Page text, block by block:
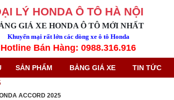
LÝ HONDA Ô TÔ HÀ NỘI
GIÁ XE HONDA Ô TÔ MỚI NHẤT
Khuyến mại rất lớn các dòng xe ô tô Honda
Hotline Bán Hàng: 0988.316.916
SẢN PHẨM BẢNG GIÁ XE TIN TỨC
ACCORD 2025